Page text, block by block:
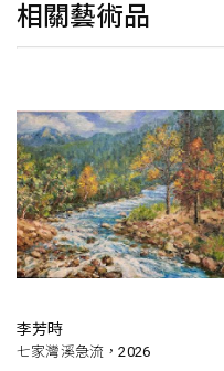
相關藝術品
李芳時
七家灣溪急流，2026